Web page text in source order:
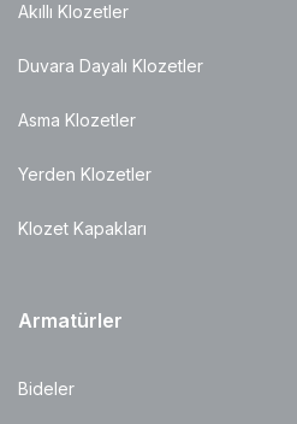
Akıllı Klozetler
Duvara Dayalı Klozetler
Asma Klozetler
Yerden Klozetler
Klozet Kapakları
Armatürler
Bideler